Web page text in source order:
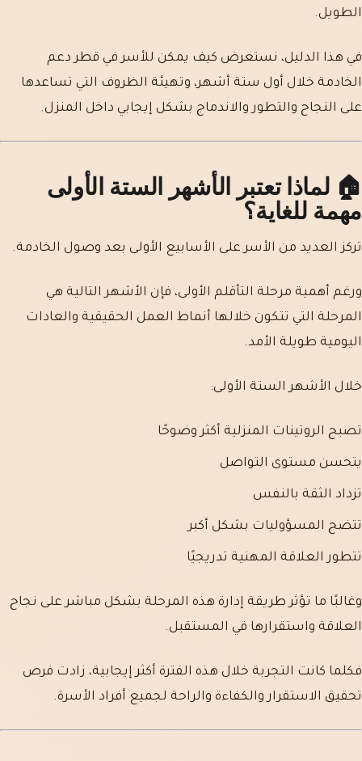
الطويل.
في هذا الدليل، نستعرض كيف يمكن للأسر في قطر دعم
الخادمة خلال أول ستة أشهر، وتهيئة الظروف التي تساعدها
على النجاح والتطور والاندماج بشكل إيجابي داخل المنزل.
🏠 لماذا تعتبر الأشهر الستة الأولى
مهمة للغاية؟
تركز العديد من الأسر على الأسابيع الأولى بعد وصول الخادمة.
ورغم أهمية مرحلة التأقلم الأولى، فإن الأشهر التالية هي
المرحلة التي تتكون خلالها أنماط العمل الحقيقية والعادات
اليومية طويلة الأمد.
خلال الأشهر الستة الأولى:
تصبح الروتينات المنزلية أكثر وضوحًا
يتحسن مستوى التواصل
تزداد الثقة بالنفس
تتضح المسؤوليات بشكل أكبر
تتطور العلاقة المهنية تدريجيًا
وغالبًا ما تؤثر طريقة إدارة هذه المرحلة بشكل مباشر على نجاح
العلاقة واستقرارها في المستقبل.
فكلما كانت التجربة خلال هذه الفترة أكثر إيجابية، زادت فرص
تحقيق الاستقرار والكفاءة والراحة لجميع أفراد الأسرة.